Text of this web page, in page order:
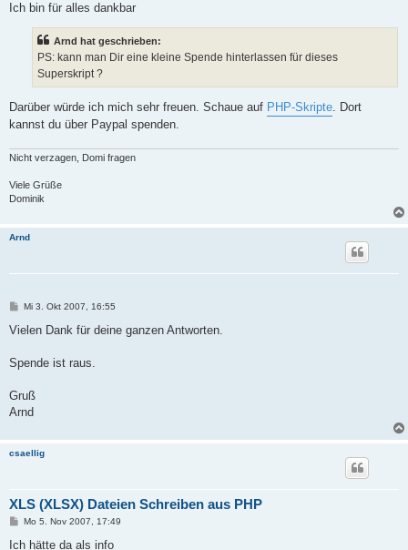
Ich bin für alles dankbar
Arnd hat geschrieben:
PS: kann man Dir eine kleine Spende hinterlassen für dieses
Superskript ?
Darüber würde ich mich sehr freuen. Schaue auf PHP-Skripte . Dort
kannst du über Paypal spenden.
Nicht verzagen, Domi fragen
Viele Grüße
Dominik
Arnd
B
i
a
Mi 3. Okt 2007, 16:55
Vielen Dank für deine ganzen Antworten.
Spende ist raus.
Gruß
Arnd
csaellig
XLS (XLSX) Dateien Schreiben aus PHP
B
i
Mo 5. Nov 2007, 17:49
Ich hätte da als info